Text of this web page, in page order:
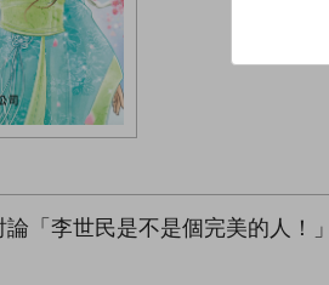
「李世民是不是個完美的人